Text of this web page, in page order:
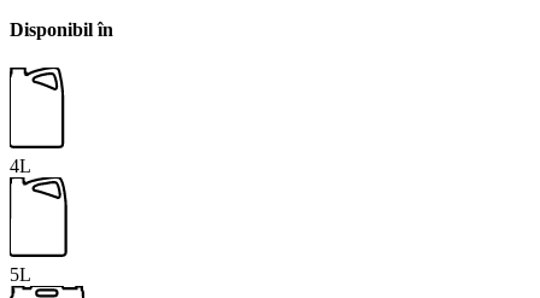
Disponibil în
4L
5L